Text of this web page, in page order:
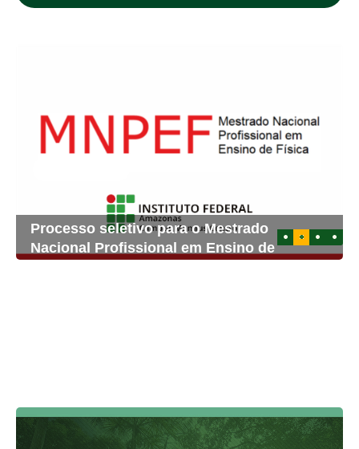
Processo seletivo para o Mestrado
Nacional Profissional em Ensino de